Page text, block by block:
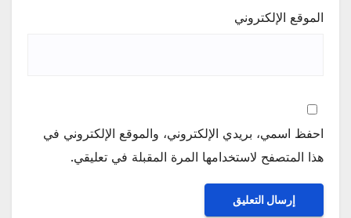
الموقع الإلكتروني
احفظ اسمي، بريدي الإلكتروني، والموقع الإلكتروني في
هذا المتصفح لاستخدامها المرة المقبلة في تعليقي.